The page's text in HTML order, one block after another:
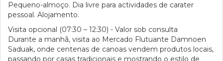
Pequeno-almoço. Dia livre para actividades de carater
pessoal. Alojamento.
Visita opcional (07:30 – 12:30) - Valor sob consulta
Durante a manhã, visita ao Mercado Flutuante Damnoen
Saduak, onde centenas de canoas vendem produtos locais,
passando por casas tradicionais e mostrando o estilo de